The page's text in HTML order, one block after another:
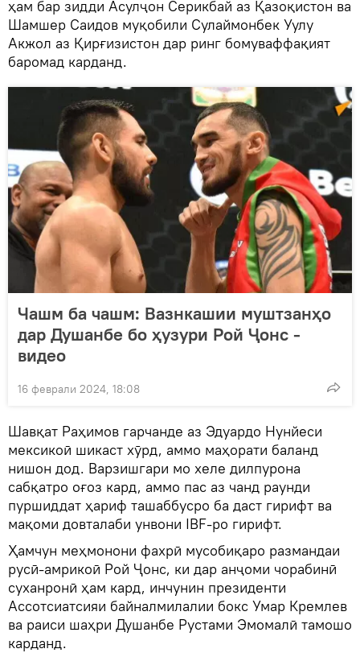
ҳам бар зидди Асулҷон Серикбай аз Қазоқистон ва
Шамшер Саидов муқобили Сулаймонбек Уулу
Акжол аз Қирғизистон дар ринг бомуваффақият
баромад карданд.
Чашм ба чашм: Вазнкашии муштзанҳо
дар Душанбе бо ҳузури Рой Ҷонс -
видео
16 феврали 2024, 18:08
Шавқат Раҳимов гарчанде аз Эдуардо Нунйеси
мексикоӣ шикаст хӯрд, аммо маҳорати баланд
нишон дод. Варзишгари мо хеле дилпурона
сабқатро оғоз кард, аммо пас аз чанд раунди
пуршиддат ҳариф ташаббусро ба даст гирифт ва
мақоми довталаби унвони IBF-ро гирифт.
Ҳамчун меҳмонони фахрӣ мусобиқаро размандаи
русӣ-амрикоӣ Рой Ҷонс, ки дар анҷоми чорабинӣ
суханронӣ ҳам кард, инчунин президенти
Ассотсиатсияи байналмилалии бокс Умар Кремлев
ва раиси шаҳри Душанбе Рустами Эмомалӣ тамошо
карданд.